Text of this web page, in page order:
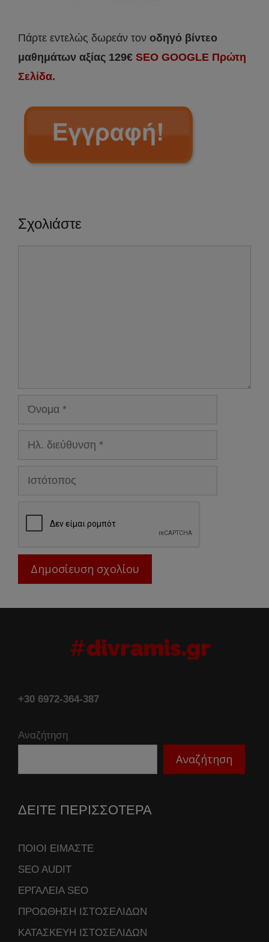
Πάρτε εντελώς δωρεάν τον οδηγό βίντεο
μαθημάτων αξίας 129€ SEO GOOGLE Πρώτη
Σελίδα.
Σχολιάστε
Όνομα
Ηλ.
διεύθυνση
Ιστότοπος
+30 6972-364-387
Αναζήτηση
Αναζήτηση
ΔΕΙΤΕ ΠΕΡΙΣΣΟΤΕΡΑ
ΠΟΙΟΙ ΕΙΜΑΣΤΕ
SEO AUDIT
ΕΡΓΑΛΕΙΑ SEO
ΠΡΟΩΘΗΣΗ ΙΣΤΟΣΕΛΙΔΩΝ
ΚΑΤΑΣΚΕΥΗ ΙΣΤΟΣΕΛΙΔΩΝ